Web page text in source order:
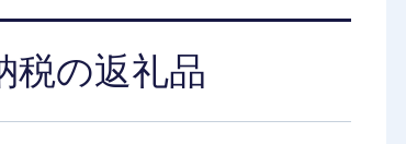
税の返礼品